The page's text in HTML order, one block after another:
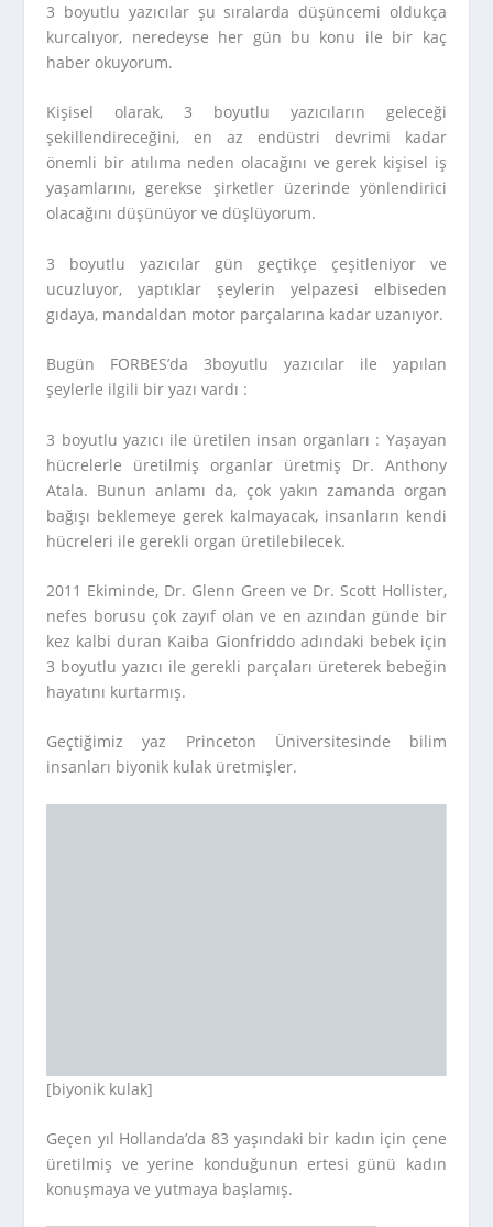
3 boyutlu yazıcılar şu sıralarda düşüncemi oldukça
kurcalıyor, neredeyse her gün bu konu ile bir kaç
haber okuyorum.
Kişisel olarak, 3 boyutlu yazıcıların geleceği
şekillendireceğini, en az endüstri devrimi kadar
önemli bir atılıma neden olacağını ve gerek kişisel iş
yaşamlarını, gerekse şirketler üzerinde yönlendirici
olacağını düşünüyor ve düşlüyorum.
3 boyutlu yazıcılar gün geçtikçe çeşitleniyor ve
ucuzluyor, yaptıklar şeylerin yelpazesi elbiseden
gıdaya, mandaldan motor parçalarına kadar uzanıyor.
Bugün FORBES’da 3boyutlu yazıcılar ile yapılan
şeylerle ilgili bir yazı vardı :
3 boyutlu yazıcı ile üretilen insan organları : Yaşayan
hücrelerle üretilmiş organlar üretmiş Dr. Anthony
Atala. Bunun anlamı da, çok yakın zamanda organ
bağışı beklemeye gerek kalmayacak, insanların kendi
hücreleri ile gerekli organ üretilebilecek.
2011 Ekiminde, Dr. Glenn Green ve Dr. Scott Hollister,
nefes borusu çok zayıf olan ve en azından günde bir
kez kalbi duran Kaiba Gionfriddo adındaki bebek için
3 boyutlu yazıcı ile gerekli parçaları üreterek bebeğin
hayatını kurtarmış.
Geçtiğimiz yaz Princeton Üniversitesinde bilim
insanları biyonik kulak üretmişler.
[biyonik kulak]
Geçen yıl Hollanda’da 83 yaşındaki bir kadın için çene
üretilmiş ve yerine konduğunun ertesi günü kadın
konuşmaya ve yutmaya başlamış.